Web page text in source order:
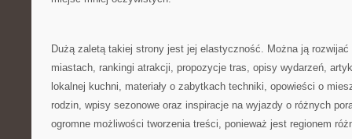
Dużą zaletą takiej strony jest jej elastyczność. Można ją rozwijać
miastach, rankingi atrakcji, propozycje tras, opisy wydarzeń,
lokalnej kuchni, materiały o zabytkach techniki, opowieści o
rodzin, wpisy sezonowe oraz inspiracje na wyjazdy o różnych
ogromne możliwości tworzenia treści, ponieważ jest regionem